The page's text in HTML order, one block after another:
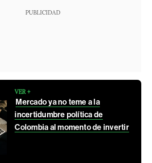
PUBLICIDAD
VER +
Mercado ya no teme a la
incertidumbre política de
Colombia al momento de invertir